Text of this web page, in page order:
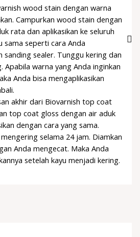
wood stain dengan warna
Campurkan wood stain dengan
rata dan aplikasikan ke seluruh
sama seperti cara Anda
sanding sealer. Tunggu kering dan
Apabila warna yang Anda inginkan
Anda bisa mengaplikasikan
akhir dari Biovarnish top coat
top coat gloss dengan air aduk
dengan cara yang sama.
selama 24 jam. Diamkan
Anda mengecat. Maka Anda
setelah kayu menjadi kering.